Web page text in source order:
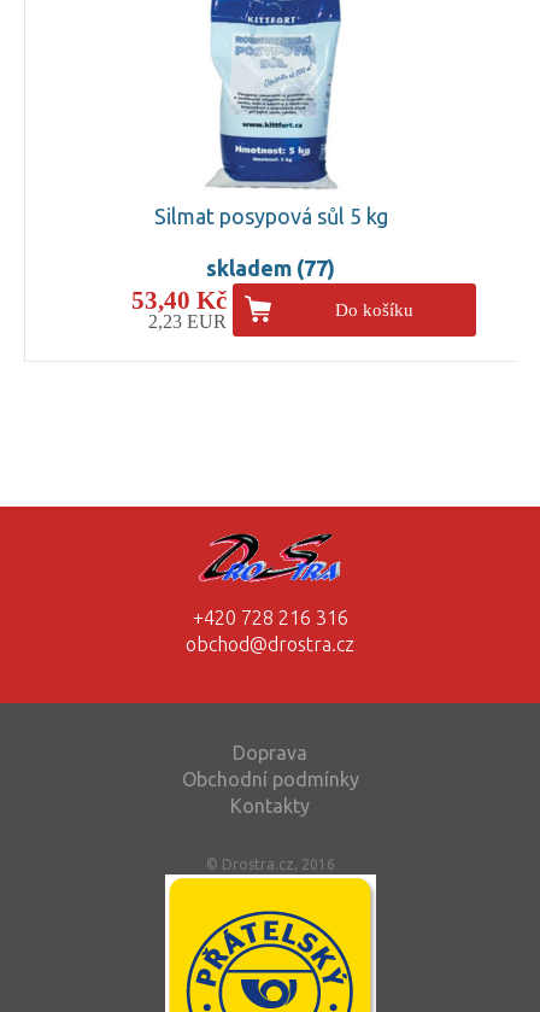
Silmat posypová sůl 5 kg
skladem (77)
53,40 Kč
2,23 EUR
Do košíku
+420 728 216 316
obchod@drostra.cz
Doprava
Obchodní podmínky
Kontakty
© Drostra.cz, 2016